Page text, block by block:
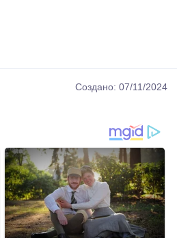
Создано: 07/11/2024